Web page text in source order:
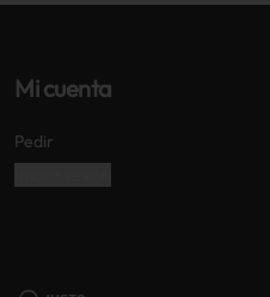
Mi cuenta
Pedir